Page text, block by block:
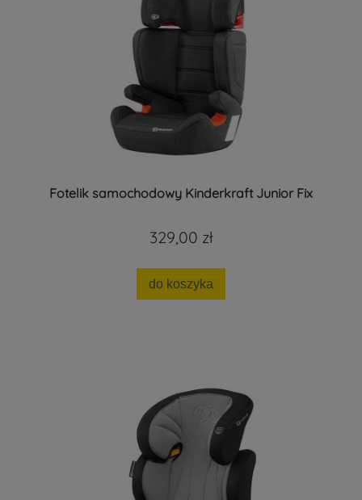
Fotelik samochodowy Kinderkraft Junior Fix
329,00 zł
do koszyka